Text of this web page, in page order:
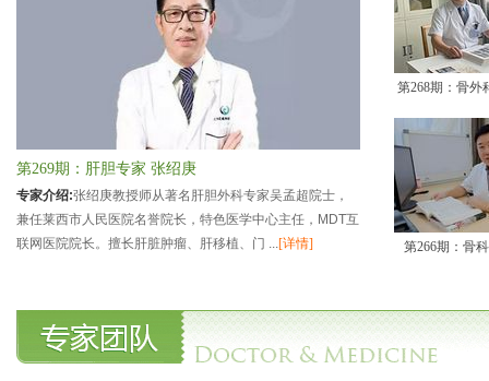
呼吸(内)科
产科
脊柱外科
普外科
败血症
颈椎病
儿童多动症
高血压
带状疱疹
便秘
前列腺炎
滴虫性阴道炎
糖尿病
痛经伴血块
肾结石中医疗法
糖尿病病变
胆囊切除术
第269期：肝胆专家 张绍庚
专家介绍:张绍庚教授师从著名肝胆外科专家吴孟超院士，
兼任莱西市人民医院名誉院长，特色医学中心主任，MDT互
联网医院院长。擅长肝脏肿瘤、肝移植、门 ...[详情]
第268期：骨外
第266期：骨